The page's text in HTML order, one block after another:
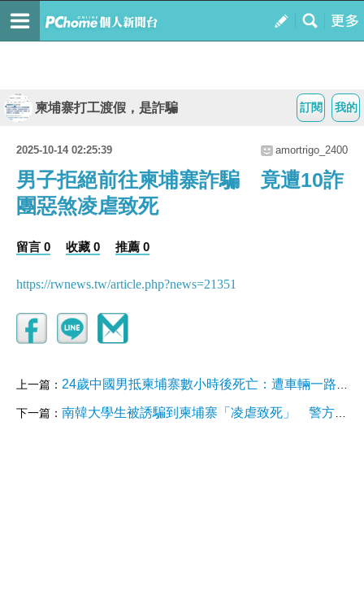
我的
訂閱
柬埔寨打工渡假，是詐騙
2025-10-14 02:25:39 amortrigo_2400
男子拒絕前往柬埔寨詐騙 竟遭10詐
團惡煞凌虐致死
留言 0 收藏 0 推薦 0
https://rwnews.tw/article.php?news=21351
上一篇： 24歲中國男抵柬埔寨數小時後死亡：遭車輛一路拖行、屍體後腦破裂
下一篇： 南韓大學生被誘騙到柬埔寨「凌虐致死」 警方逮捕多名韓籍共犯